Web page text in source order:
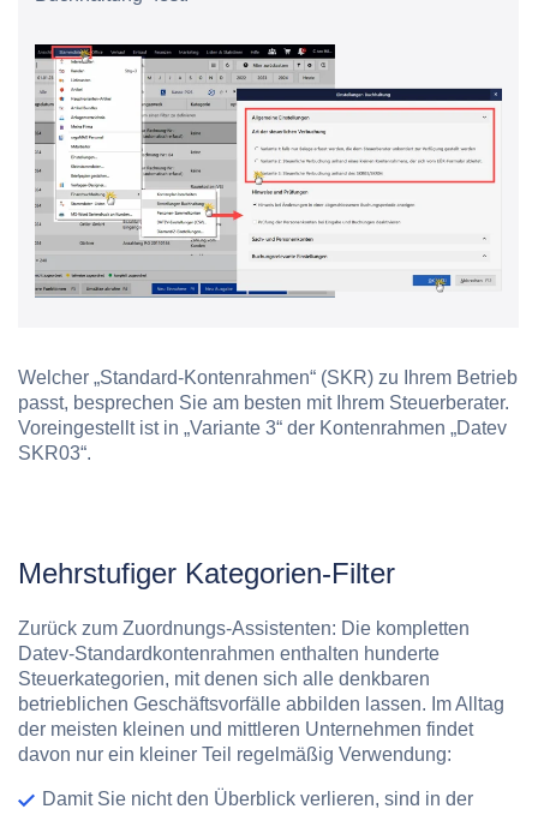
Welcher „Standard-Kontenrahmen“ (SKR) zu Ihrem Betrieb
passt, besprechen Sie am besten mit Ihrem Steuerberater.
Voreingestellt ist in „Variante 3“ der Kontenrahmen „Datev
SKR03“.
Mehrstufiger Kategorien-Filter
Zurück zum Zuordnungs-Assistenten: Die kompletten
Datev-Standardkontenrahmen enthalten hunderte
Steuerkategorien, mit denen sich alle denkbaren
betrieblichen Geschäftsvorfälle abbilden lassen. Im Alltag
der meisten kleinen und mittleren Unternehmen findet
davon nur ein kleiner Teil regelmäßig Verwendung:
Damit Sie nicht den Überblick verlieren, sind in der